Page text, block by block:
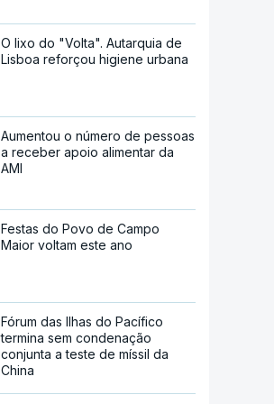
O lixo do "Volta". Autarquia de
Lisboa reforçou higiene urbana
Aumentou o número de pessoas
a receber apoio alimentar da
AMI
Festas do Povo de Campo
Maior voltam este ano
Fórum das Ilhas do Pacífico
termina sem condenação
conjunta a teste de míssil da
China